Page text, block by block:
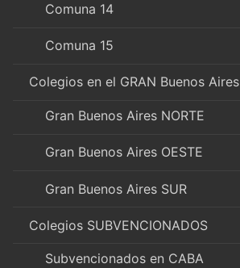
Comuna 14
Comuna 15
Colegios en el GRAN Buenos Aires
Gran Buenos Aires NORTE
Gran Buenos Aires OESTE
Gran Buenos Aires SUR
Colegios SUBVENCIONADOS
Subvencionados en CABA